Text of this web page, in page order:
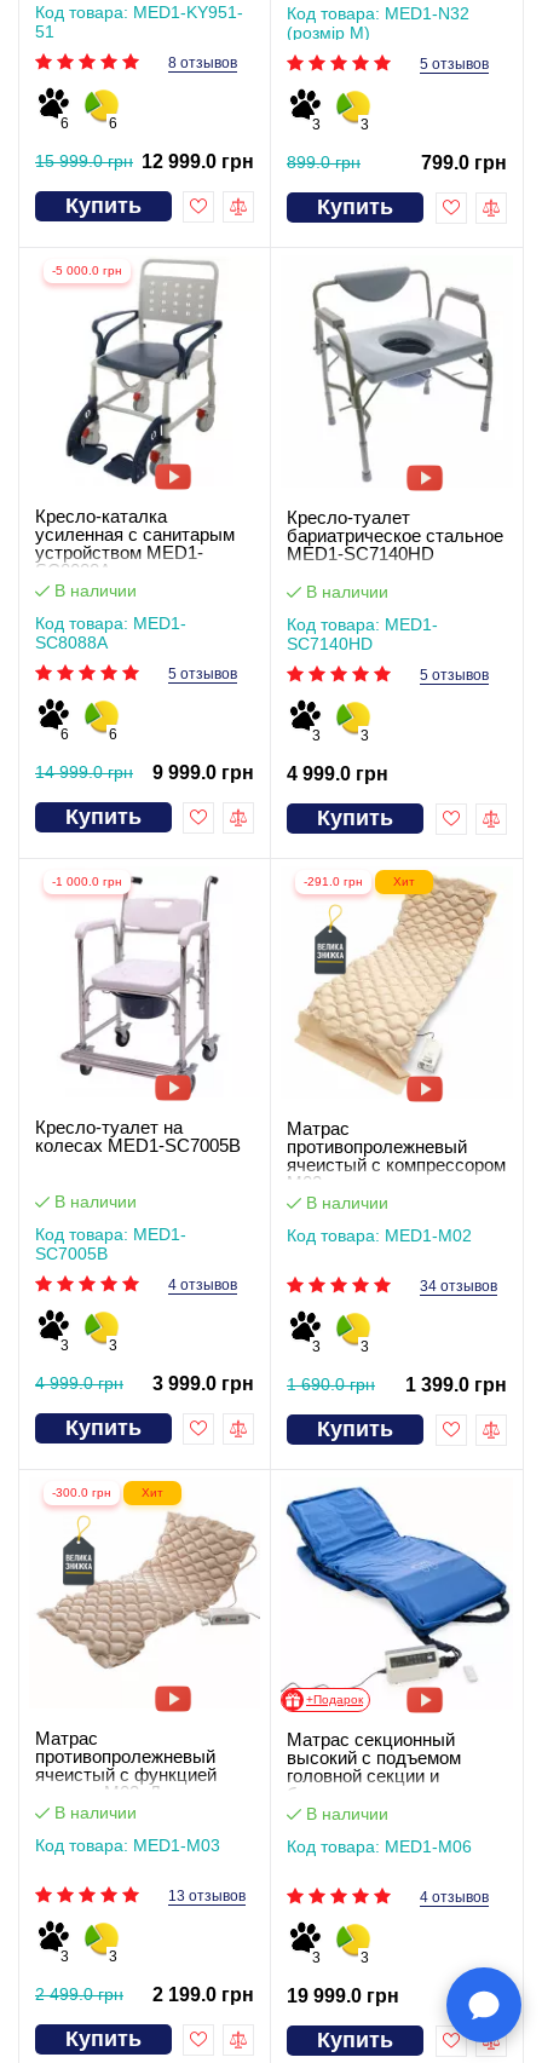
Код товара: MED1-KY951-
51
8 отзывов
6 6
15 999.0 грн 12 999.0 грн
Купить
Код товара: MED1-N32
(розмір M)
5 отзывов
3 3
899.0 грн 799.0 грн
Купить
-5 000.0 грн
Кресло-каталка
усиленная с санитарым
устройством MED1-
SC8088A
В наличии
Код товара: MED1-
SC8088A
5 отзывов
6 6
14 999.0 грн 9 999.0 грн
Купить
Кресло-туалет
бариатрическое стальное
MED1-SC7140HD
В наличии
Код товара: MED1-
SC7140HD
5 отзывов
3 3
4 999.0 грн
Купить
-1 000.0 грн
Кресло-туалет на
колесах MED1-SC7005B
В наличии
Код товара: MED1-
SC7005B
4 отзывов
3 3
4 999.0 грн 3 999.0 грн
Купить
-291.0 грн Хит
Матрас
противопролежневый
ячеистый с компрессором
М02
В наличии
Код товара: MED1-M02
34 отзывов
3 3
1 690.0 грн 1 399.0 грн
Купить
-300.0 грн Хит
Матрас
противопролежневый
ячеистый с функцией
статики М03. Держит
давление без света
В наличии
Код товара: MED1-M03
13 отзывов
3 3
2 499.0 грн 2 199.0 грн
Купить
+Подарок
Матрас секционный
высокий с подъемом
головной секции и
боковым переворотом
MED1-M06
В наличии
Код товара: MED1-M06
4 отзывов
3 3
19 999.0 грн
Купить